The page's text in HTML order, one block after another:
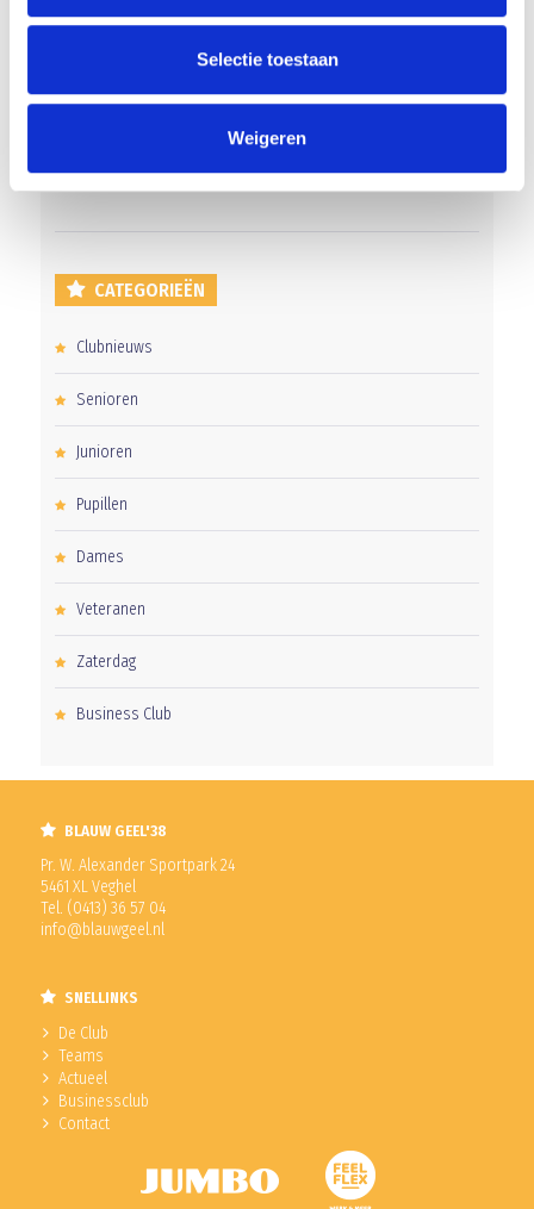
Selectie toestaan
Weigeren
Groot onderhoud op ons sportpark
Overwinning op Mierlo Hout
Uitnodiging voor de EXTRA Algemene Ledenvergadering
CATEGORIEËN
Clubnieuws
Senioren
Junioren
Pupillen
Dames
Veteranen
Zaterdag
Business Club
BLAUW GEEL'38
Pr. W. Alexander Sportpark 24
5461 XL Veghel
Tel. (0413) 36 57 04
info@blauwgeel.nl
SNELLINKS
De Club
Teams
Actueel
Businessclub
Contact